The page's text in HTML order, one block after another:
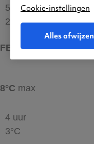
5 uur
2°C
FEB
8°C max
4 uur
3°C
Cookie-instellingen
Alles afwijzen